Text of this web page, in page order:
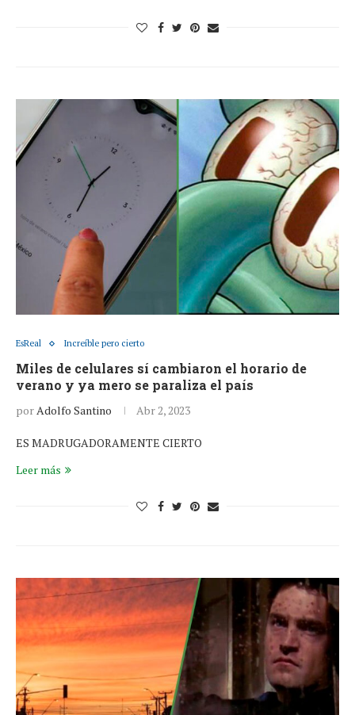
EsReal Increíble pero cierto
Miles de celulares sí cambiaron el horario de
verano y ya mero se paraliza el país
porAdolfo Santino Abr 2, 2023
ES MADRUGADORAMENTE CIERTO
Leer más